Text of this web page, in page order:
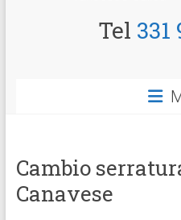
Serratura
Tel 331
Cambio
Canavese